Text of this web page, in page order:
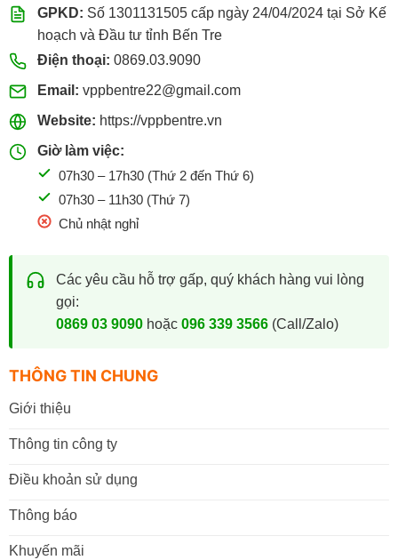
GPKD: Số 1301131505 cấp ngày 24/04/2024 tại Sở Kế
hoạch và Đầu tư tỉnh Bến Tre
Điện thoại: 0869.03.9090
Email: vppbentre22@gmail.com
Website: https://vppbentre.vn
Giờ làm việc:
07h30 – 17h30 (Thứ 2 đến Thứ 6)
07h30 – 11h30 (Thứ 7)
Chủ nhật nghỉ
Các yêu cầu hỗ trợ gấp, quý khách hàng vui lòng
gọi:
0869 03 9090hoặc 096 339 3566(Call/Zalo)
THÔNG TIN CHUNG
Giới thiệu
Thông tin công ty
Điều khoản sử dụng
Thông báo
Khuyến mãi